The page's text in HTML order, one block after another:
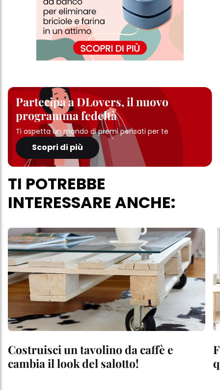
Partecipa a DLovers, il nuovo
programma fedeltà
Ti aspetta un mondo di premi pensati per te
Scopri di più
TI POTREBBE
INTERESSARE ANCHE:
Costruisci un tavolino da caffè e
cambia il look del salotto!